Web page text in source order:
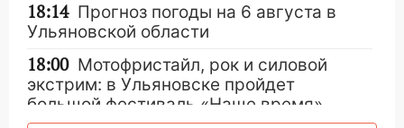
18:14 Прогноз погоды на 6 августа в
Ульяновской области
18:00 Мотофристайл, рок и силовой
экстрим: в Ульяновске пройдет
большой фестиваль «Наше время»